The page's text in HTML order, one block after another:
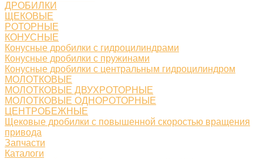
ДРОБИЛКИ
ЩЕКОВЫЕ
РОТОРНЫЕ
КОНУСНЫЕ
Конусные дробилки с гидроцилиндрами
Конусные дробилки с пружинами
Конусные дробилки с центральным гидроцилиндром
МОЛОТКОВЫЕ
МОЛОТКОВЫЕ ДВУХРОТОРНЫЕ
МОЛОТКОВЫЕ ОДНОРОТОРНЫЕ
ЦЕНТРОБЕЖНЫЕ
Щековые дробилки с повышенной скоростью вращения
привода
Запчасти
Каталоги